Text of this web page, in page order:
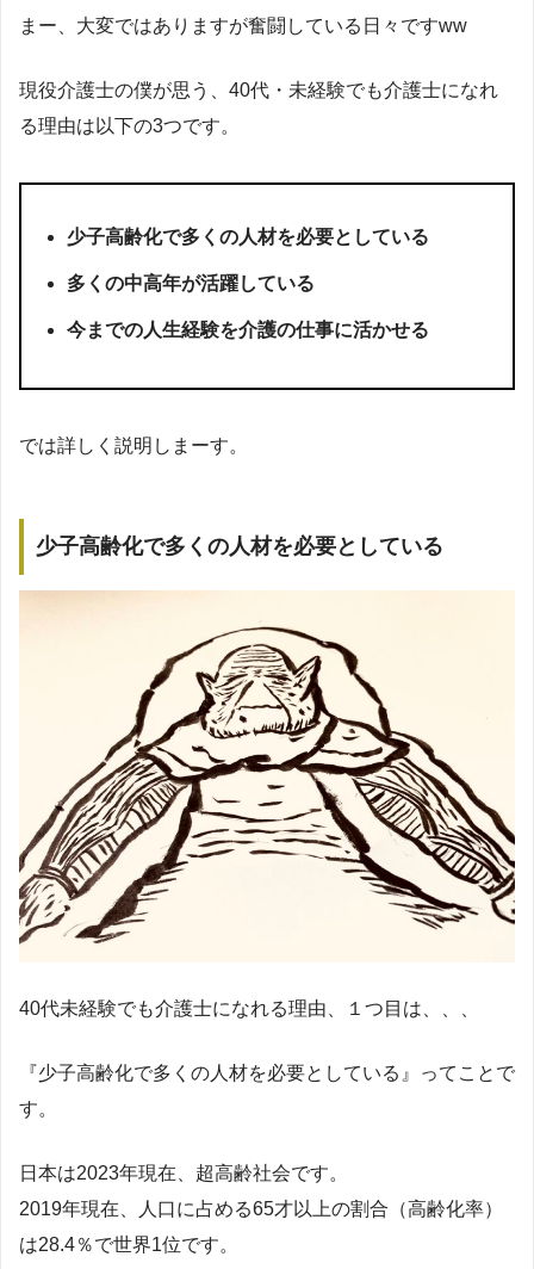
まー、大変ではありますが奮闘している日々ですww
現役介護士の僕が思う、40代・未経験でも介護士になれ
る理由は以下の3つです。
少子高齢化で多くの人材を必要としている
多くの中高年が活躍している
今までの人生経験を介護の仕事に活かせる
では詳しく説明しまーす。
少子高齢化で多くの人材を必要としている
40代未経験でも介護士になれる理由、１つ目は、、、
『少子高齢化で多くの人材を必要としている』ってことで
す。
日本は2023年現在、超高齢社会です。
2019年現在、人口に占める65才以上の割合（高齢化率）
は28.4％で世界1位です。